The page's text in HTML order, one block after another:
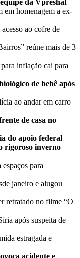
da Vpreshaf
em homenagem a ex-
ao cofre de
reúne mais de 3
inflação cai para
de bebê após
ao andar em carro
de casa no
do apoio federal
rigoroso inverno
para
janeiro e alugou
retratado no filme “O
após suspeita de
estragada e
acidente e